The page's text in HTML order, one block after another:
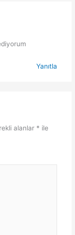
Yanıtla
alanlar * ile